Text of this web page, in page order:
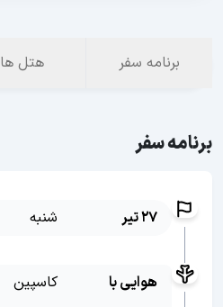
برنامه سفر هتل ها
برنامه سفر
27 تیر شنبه
هوایی با
کاسپین